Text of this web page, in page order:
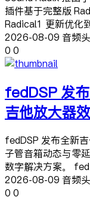
插件基于完整版
Radical1 更新优
2026-08-09 音频
0 0
fedDSP 发
吉他放大器
fedDSP 发布全新
子管音箱动态与零
数字解决方案。
2026-08-09 音频
0 0